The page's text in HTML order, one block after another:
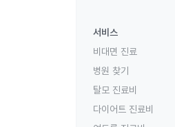
서비스
비대면 진료
병원 찾기
탈모 진료비
다이어트 진료비